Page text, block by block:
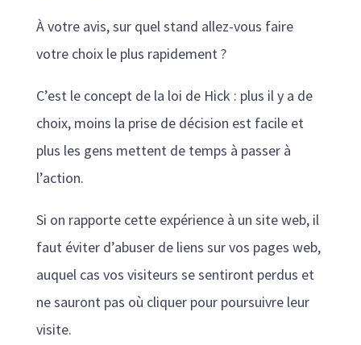
À votre avis, sur quel stand allez-vous faire
votre choix le plus rapidement ?
C’est le concept de la loi de Hick : plus il y a de
choix, moins la prise de décision est facile et
plus les gens mettent de temps à passer à
l’action.
Si on rapporte cette expérience à un site web, il
faut éviter d’abuser de liens sur vos pages web,
auquel cas vos visiteurs se sentiront perdus et
ne sauront pas où cliquer pour poursuivre leur
visite.